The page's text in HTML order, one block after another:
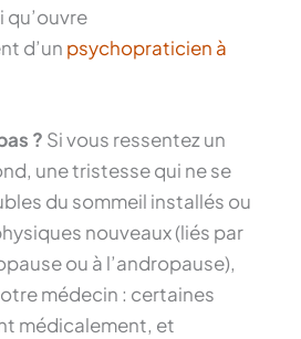
qu’ouvre
d’un psychopraticien à
? Si vous ressentez un
une tristesse qui ne se
du sommeil installés ou
nouveaux (liés par
ou à l’andropause),
médecin : certaines
médicalement, et